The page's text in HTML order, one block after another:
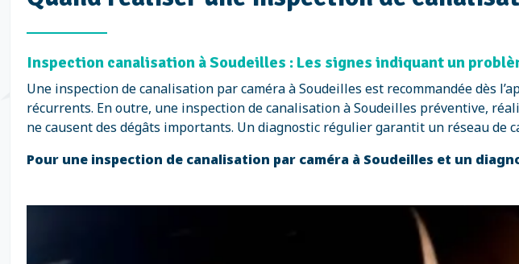
Inspection canalisation à Soudeilles : Les signes indiquant un
Une inspection de canalisation par caméra à Soudeilles est recommandée dès
récurrents. En outre, une inspection de canalisation à Soudeilles préventive,
ne causent des dégâts importants. Un diagnostic régulier garantit un réseau
Pour une inspection de canalisation par caméra à Soudeilles et un